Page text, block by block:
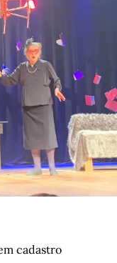
cadastro